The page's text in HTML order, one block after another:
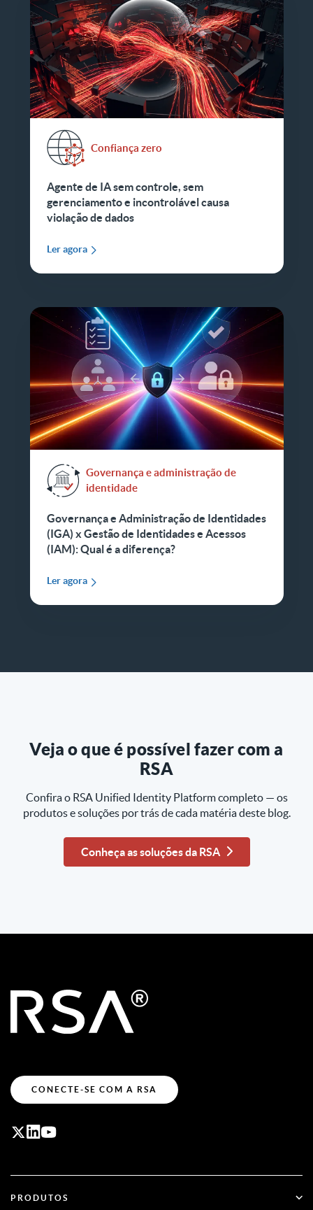
Confiança zero
Agente de IA sem controle, sem
gerenciamento e incontrolável causa
violação de dados
Ler agora
Governança e administração de
identidade
Governança e Administração de Identidades
(IGA) x Gestão de Identidades e Acessos
(IAM): Qual é a diferença?
Ler agora
Veja o que é possível fazer com a
RSA
Confira o RSA Unified Identity Platform completo — os
produtos e soluções por trás de cada matéria deste blog.
Conheça as soluções da RSA
CONECTE-SE COM A RSA
PRODUTOS